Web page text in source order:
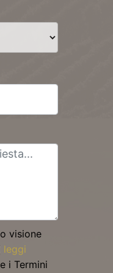
visione
leggi
i Termini